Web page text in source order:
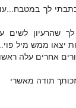
לך
לך שהרעיון
יצאו ממש מיל פוי..
אחרים עלה
תודה מאשרי